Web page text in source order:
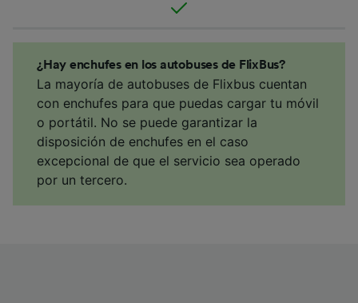
¿Hay enchufes en los autobuses de FlixBus?
La mayoría de autobuses de Flixbus cuentan
con enchufes para que puedas cargar tu móvil
o portátil. No se puede garantizar la
disposición de enchufes en el caso
excepcional de que el servicio sea operado
por un tercero.